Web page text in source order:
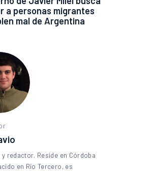
a personas migrantes
mal de Argentina
redactor. Reside en Córdoba
en Río Tercero, es